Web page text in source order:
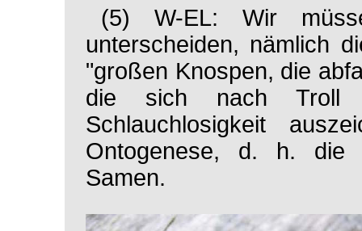
(5) W-EL: Wir
unterscheiden, nämlich
"großen Knospen, die
die sich nach Troll
Schlauchlosigkeit
Ontogenese, d. h. die
Samen.